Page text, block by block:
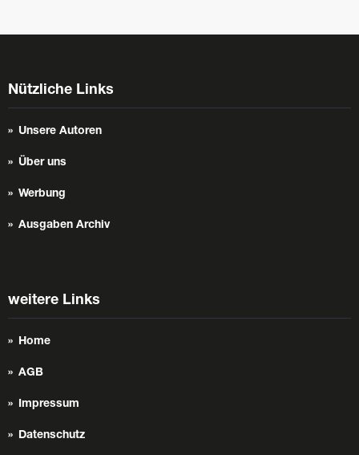
Nützliche Links
Unsere Autoren
Über uns
Werbung
Ausgaben Archiv
weitere Links
Home
AGB
Impressum
Datenschutz